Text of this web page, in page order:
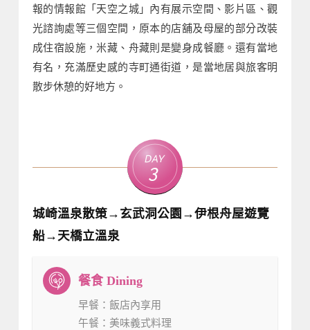
報的情報館「天空之城」內有展示空間、影片區、觀
光諮詢處等三個空間，原本的店舖及母屋的部分改裝
成住宿設施，米藏、舟藏則是變身成餐廳。還有當地
有名，充滿歷史感的寺町通街道，是當地居與旅客明
散步休憩的好地方。
Day
3
城崎溫泉散策→玄武洞公園→伊根舟屋遊覽
船→天橋立溫泉
早餐 ：飯店內享用
午餐 ：美味義式料理